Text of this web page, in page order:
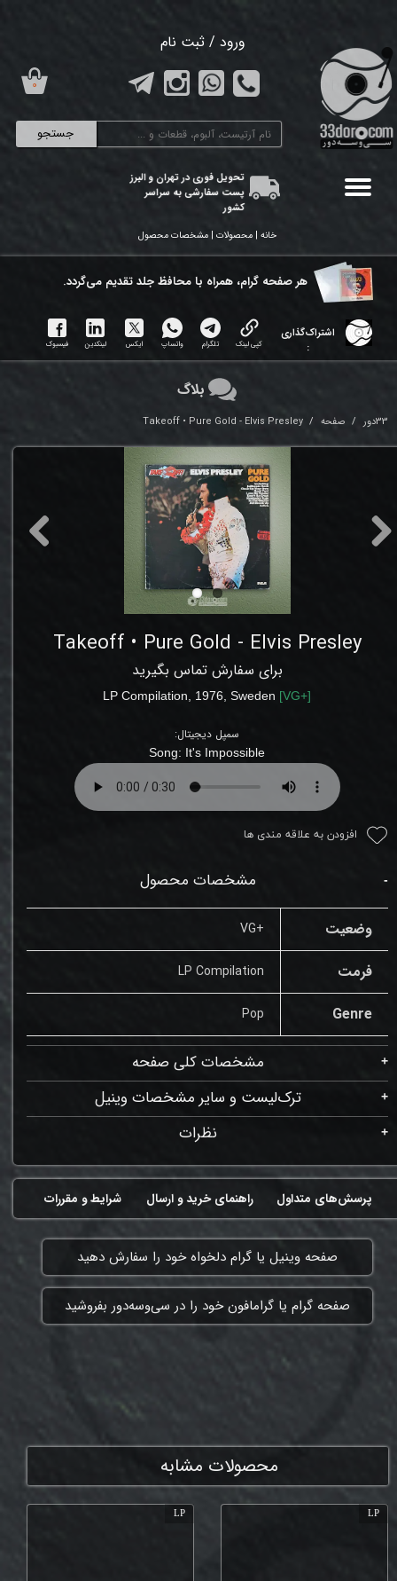
جستجو
ورود / ثبت نام
تغییر گذر واژه
سفارشات
تحویل فوری در تهران و البرز
پست سفارشی به سراسر
کشور
۰
خانه | محصولات | مشخصات محصول
هر ​صفحه گرام، همراه با محافظ جلد تقدیم می‌گردد.
اشتراک‌گذاری
:
کپی لینک تلگرام واتساپ ایکس لینکدین فیسبوک
33دور صفحه Takeoff • Pure Gold - Elvis Presley
Takeoff • Pure Gold - Elvis Presley
برای سفارش تماس بگیرید
LPCompilation 1976 , Sweden [VG+]
سمپل دیجیتال:
Song: It's Impossible
افزودن به علاقه مندی ها
مشخصات محصول
وضعیت +VG
فرمت LP Compilation
Genre
Pop
مشخصات کلی صفحه
ترک‌لیست و سایر مشخصات وینیل
نظرات
بلاگ
شرایط و مقررات راهنمای خرید و ارسال پرسش‌های متداول
​صفحه وینیل یا گرام دلخواه خود را سفارش دهید
​صفحه گرام یا گرامافون خود را در سی‌وسه‌دور بفروشید
محصولات مشابه
LP
LP